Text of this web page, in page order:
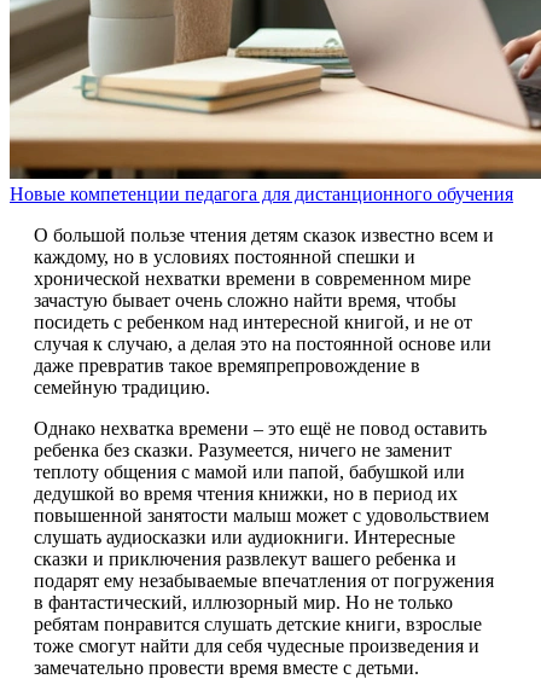
Новые компетенции педагога для дистанционного обучения
О большой пользе чтения детям сказок известно всем и
каждому, но в условиях постоянной спешки и
хронической нехватки времени в современном мире
зачастую бывает очень сложно найти время, чтобы
посидеть с ребенком над интересной книгой, и не от
случая к случаю, а делая это на постоянной основе или
даже превратив такое времяпрепровождение в
семейную традицию.
Однако нехватка времени – это ещё не повод оставить
ребенка без сказки. Разумеется, ничего не заменит
теплоту общения с мамой или папой, бабушкой или
дедушкой во время чтения книжки, но в период их
повышенной занятости малыш может с удовольствием
слушать аудиосказки или аудиокниги. Интересные
сказки и приключения развлекут вашего ребенка и
подарят ему незабываемые впечатления от погружения
в фантастический, иллюзорный мир. Но не только
ребятам понравится слушать детские книги, взрослые
тоже смогут найти для себя чудесные произведения и
замечательно провести время вместе с детьми.